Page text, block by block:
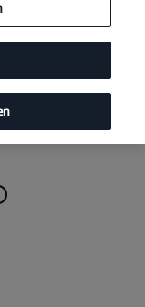
und Kosten
dem Rollwiderstand
Je geringer der
benötigt. A-Reifen
am meisten.